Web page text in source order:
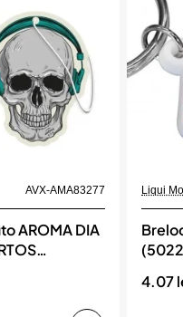
AVX-AMA83277
AROMA DIA
Liqui
4.07